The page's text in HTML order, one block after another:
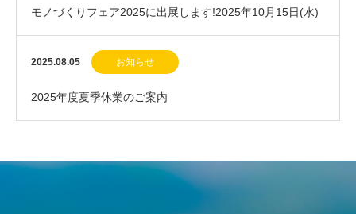
モノづくりフェア2025に出展します!2025年10月15日(水)
～17日(金)
2025.08.05 お知らせ
2025年度夏季休業のご案内